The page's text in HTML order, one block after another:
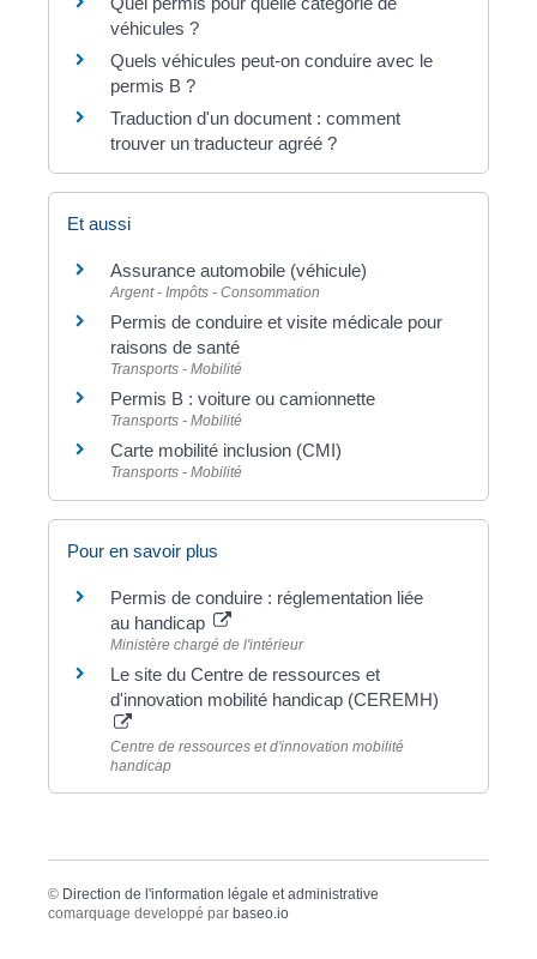
véhicules ?
Quels véhicules peut-on conduire avec le
permis B ?
Traduction d'un document : comment
trouver un traducteur agréé ?
Et aussi
Assurance automobile (véhicule)
Argent - Impôts - Consommation
Permis de conduire et visite médicale pour
raisons de santé
Transports - Mobilité
Permis B : voiture ou camionnette
Transports - Mobilité
Carte mobilité inclusion (CMI)
Transports - Mobilité
Pour en savoir plus
Permis de conduire : réglementation liée
au handicap
Ministère chargé de l'intérieur
Le site du Centre de ressources et
d'innovation mobilité handicap (CEREMH)
Centre de ressources et d'innovation mobilité
handicap
© Direction de l'information légale et administrative
comarquage developpé par baseo.io